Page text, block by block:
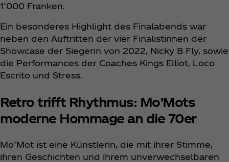
1’000 Franken.
Ein besonderes Highlight des Finalabends war
neben den Auftritten der vier Finalistinnen der
Showcase der Siegerin von 2022, Nicky B Fly, sowie
die Performances der Coaches Kings Elliot, Loco
Escrito und Stress.
Retro trifft Rhythmus: Mo’Mots
moderne Hommage an die 70er
Mo’Mot ist eine Künstlerin, die mit ihrer Stimme,
ihren Geschichten und ihrem unverwechselbaren